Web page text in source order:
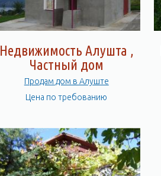
Недвижимость Алушта ,
Частный дом
Продам дом в Алуште
Цена по требованию